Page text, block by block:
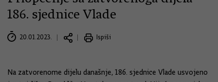
186. sjednice Vlade
20.01.2023. Ispiši
Na zatvorenome dijelu današnje, 186. sjednice Vlade usvojeno